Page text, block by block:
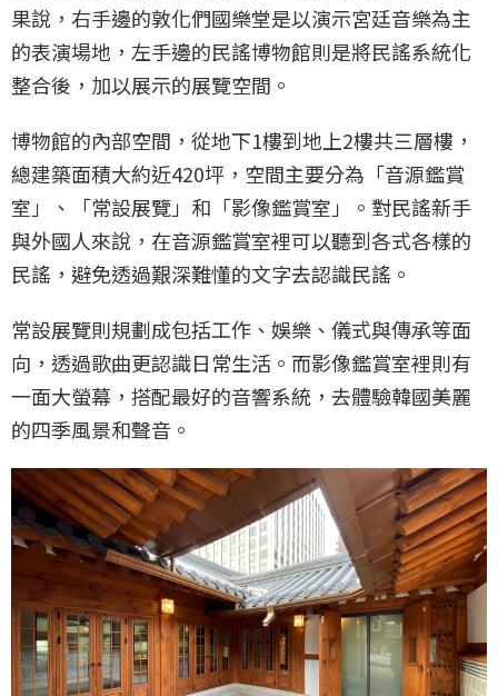
果說，右手邊的敦化們國樂堂是以演示宮廷音樂為主
的表演場地，左手邊的民謠博物館則是將民謠系統化
整合後，加以展示的展覽空間。
博物館的內部空間，從地下1樓到地上2樓共三層樓，
總建築面積大約近420坪，空間主要分為「音源鑑賞
室」、「常設展覽」和「影像鑑賞室」。對民謠新手
與外國人來說，在音源鑑賞室裡可以聽到各式各樣的
民謠，避免透過艱深難懂的文字去認識民謠。
常設展覽則規劃成包括工作、娛樂、儀式與傳承等面
向，透過歌曲更認識日常生活。而影像鑑賞室裡則有
一面大螢幕，搭配最好的音響系統，去體驗韓國美麗
的四季風景和聲音。